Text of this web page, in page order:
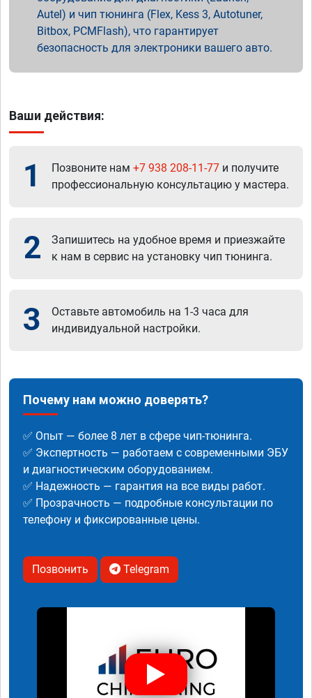
Autel) и чип тюнинга (Flex, Kess 3, Autotuner,
Bitbox, PCMFlash), что гарантирует
безопасность для электроники вашего авто.
Ваши действия:
1 Позвоните нам +7 938 208-11-77 и получите
профессиональную консультацию у мастера.
2
Запишитесь на удобное время и приезжайте
к нам в сервис на установку чип тюнинга.
3
Оставьте автомобиль на 1-3 часа для
индивидуальной настройки.
Почему нам можно доверять?
✅ Опыт — более 8 лет в сфере чип-тюнинга.
✅ Экспертность — работаем с современными ЭБУ
и диагностическим оборудованием.
✅ Надежность — гарантия на все виды работ.
✅ Прозрачность — подробные консультации по
телефону и фиксированные цены.
Позвонить Telegram